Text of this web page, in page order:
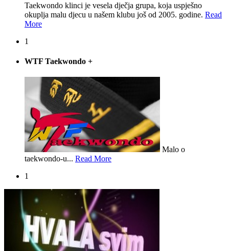
Taekwondo klinci je vesela dječja grupa, koja uspješno
okuplja malu djecu u našem klubu još od 2005. godine. Read
More
1
WTF Taekwondo +
Malo o
taekwondo-u... Read More
1